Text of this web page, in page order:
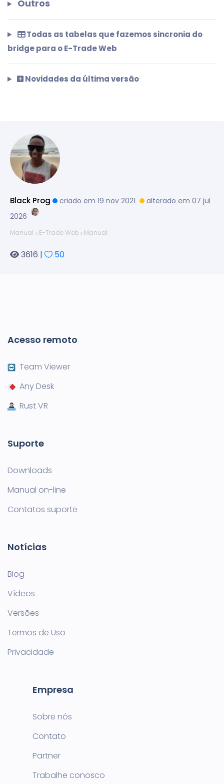
Outros
Todas as tabelas que fazemos sincronia do
bridge para o E-Trade Web
Novidades da última versão
Black Prog criado em 19 nov 2021
alterado em 07 jul
2026
Manual E-Trade Web Manual
3616 | 50
Acesso remoto
Team Viewer
Any Desk
Rust VR
Suporte
Downloads
Manual on-line
Contatos suporte
Notícias
Blog
Vídeos
Versões
Termos de Uso
Privacidade
Empresa
Sobre nós
Contato
Partner
Trabalhe conosco